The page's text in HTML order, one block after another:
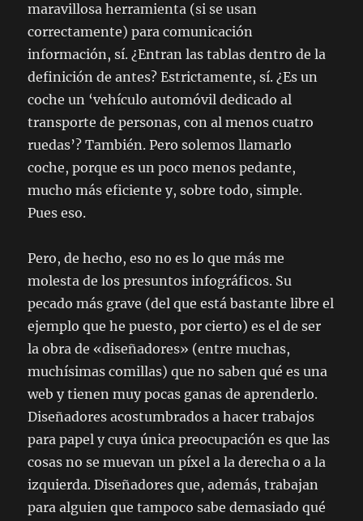
maravillosa herramienta (si se usan
correctamente) para comunicación
información, sí. ¿Entran las tablas dentro de la
definición de antes? Estrictamente, sí. ¿Es un
coche un ‘vehículo automóvil dedicado al
transporte de personas, con al menos cuatro
ruedas’? También. Pero solemos llamarlo
coche, porque es un poco menos pedante,
mucho más eficiente y, sobre todo, simple.
Pues eso.
Pero, de hecho, eso no es lo que más me
molesta de los presuntos infográficos. Su
pecado más grave (del que está bastante libre el
ejemplo que he puesto, por cierto) es el de ser
la obra de «diseñadores» (entre muchas,
muchísimas comillas) que no saben qué es una
web y tienen muy pocas ganas de aprenderlo.
Diseñadores acostumbrados a hacer trabajos
para papel y cuya única preocupación es que las
cosas no se muevan un píxel a la derecha o a la
izquierda. Diseñadores que, además, trabajan
para alguien que tampoco sabe demasiado qué